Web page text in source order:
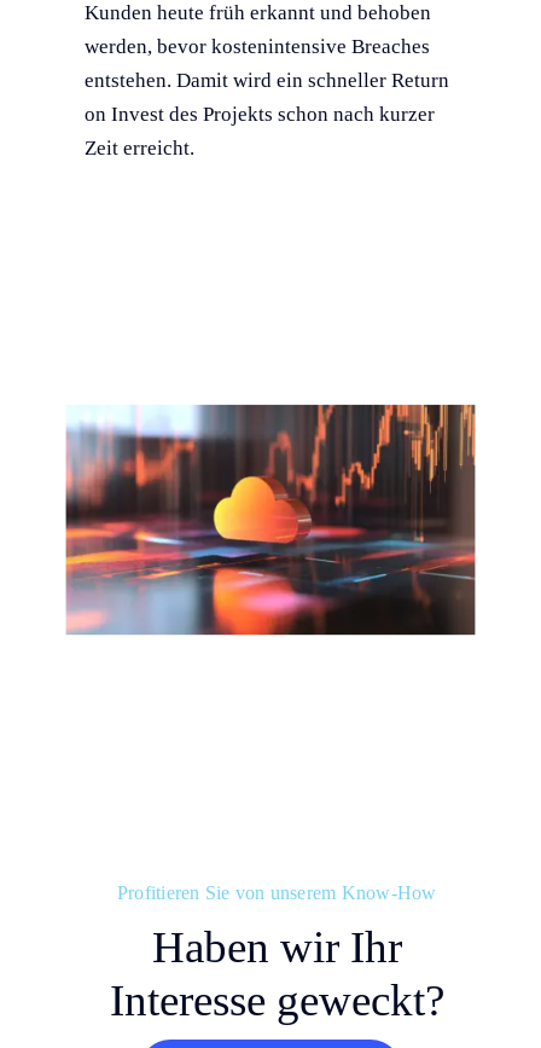
Kunden heute früh erkannt und behoben
werden, bevor kostenintensive Breaches
entstehen. Damit wird ein schneller Return
on Invest des Projekts schon nach kurzer
Zeit erreicht.
Profitieren Sie von unserem Know-How
Haben wir Ihr
Interesse geweckt?